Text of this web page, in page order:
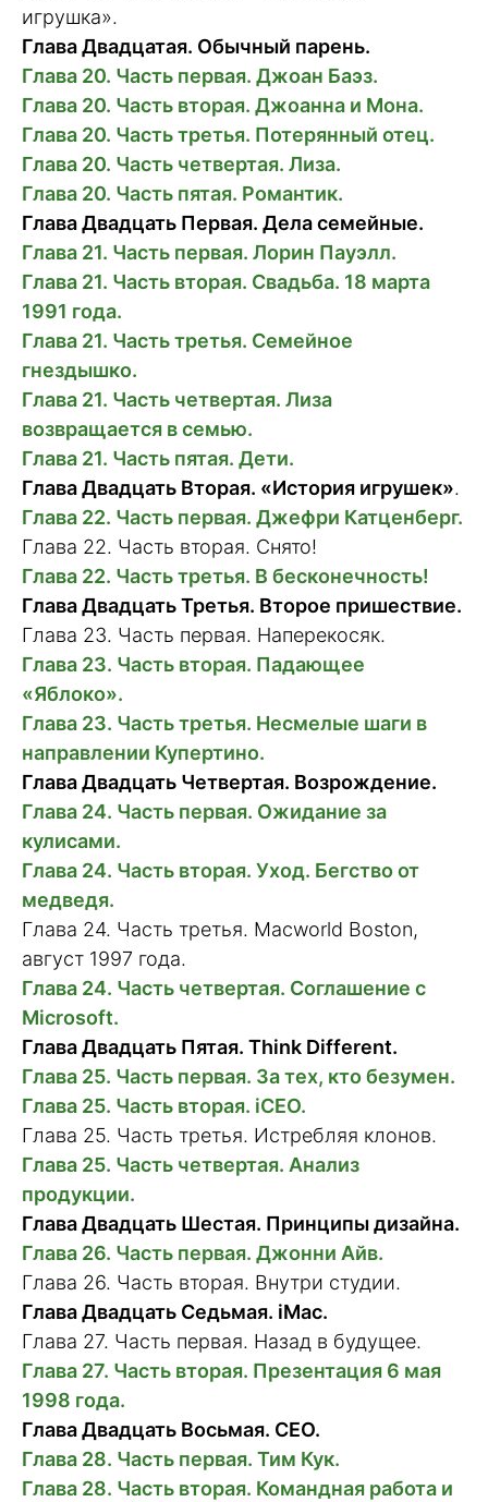
игрушка».
Глава Двадцатая. Обычный парень.
Глава 20. Часть первая. Джоан Баэз.
Глава 20. Часть вторая. Джоанна и Мона.
Глава 20. Часть третья. Потерянный отец.
Глава 20. Часть четвертая. Лиза.
Глава 20. Часть пятая. Романтик.
Глава Двадцать Первая. Дела семейные.
Глава 21. Часть первая. Лорин Пауэлл.
Глава 21. Часть вторая. Свадьба. 18 марта
1991 года.
Глава 21. Часть третья. Семейное
гнездышко.
Глава 21. Часть четвертая. Лиза
возвращается в семью.
Глава 21. Часть пятая. Дети.
Глава Двадцать Вторая. «История игрушек».
Глава 22. Часть первая. Джефри Катценберг.
Глава 22. Часть вторая. Снято!
Глава 22. Часть третья. В бесконечность!
Глава Двадцать Третья. Второе пришествие.
Глава 23. Часть первая. Наперекосяк.
Глава 23. Часть вторая. Падающее
«Яблоко».
Глава 23. Часть третья. Несмелые шаги в
направлении Купертино.
Глава Двадцать Четвертая. Возрождение.
Глава 24. Часть первая. Ожидание за
кулисами.
Глава 24. Часть вторая. Уход. Бегство от
медведя.
Глава 24. Часть третья. Macworld Boston,
август 1997 года.
Глава 24. Часть четвертая. Соглашение с
Microsoft.
Глава Двадцать Пятая. Think Different.
Глава 25. Часть первая. За тех, кто безумен.
Глава 25. Часть вторая. iCEO.
Глава 25. Часть третья. Истребляя клонов.
Глава 25. Часть четвертая. Анализ
продукции.
Глава Двадцать Шестая. Принципы дизайна.
Глава 26. Часть первая. Джонни Айв.
Глава 26. Часть вторая. Внутри студии.
Глава Двадцать Седьмая. iMac.
Глава 27. Часть первая. Назад в будущее.
Глава 27. Часть вторая. Презентация 6 мая
1998 года.
Глава Двадцать Восьмая. CEO.
Глава 28. Часть первая. Тим Кук.
Глава 28. Часть вторая. Командная работа и